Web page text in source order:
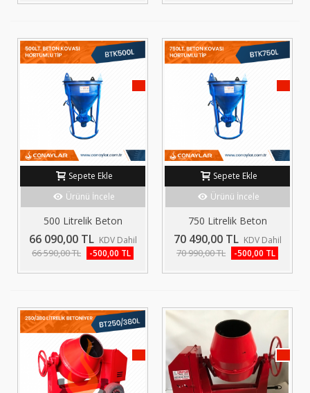
Sepete Ekle
Ürünü İncele
500 Litrelik Beton
Kovası...
66 090,00 TL KDV Dahil
66 590,00 TL -500,00 TL
Sepete Ekle
Ürünü İncele
750 Litrelik Beton
Kovası...
70 490,00 TL KDV Dahil
70 990,00 TL -500,00 TL
KAMPANYA!